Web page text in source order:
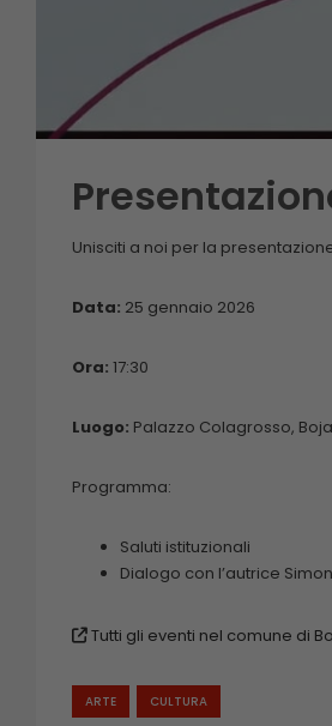
Unisciti a noi per la
Data: 25 gennaio 2026
Ora: 17:30
Luogo: Palazzo Colagrosso,
Programma:
Saluti istituzionali
Dialogo con l’autrice
Tutti gli eventi nel comune di
ARTE CULTURA